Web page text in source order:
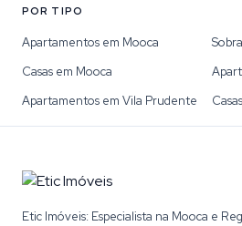
POR TIPO
Apartamentos em Mooca
Casas em Mooca
Apartamentos em Vila Prudente
Etic Imóveis: Especialista na Mooca e